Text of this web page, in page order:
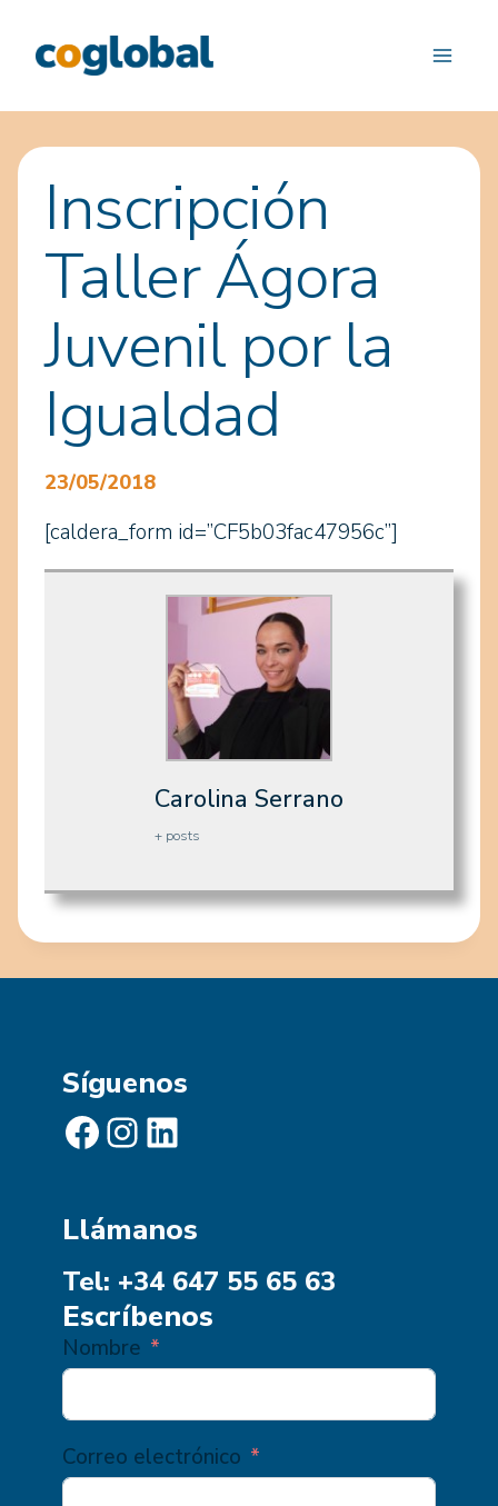
contenido
Inscripción
Taller Ágora
Juvenil por la
Igualdad
23/05/2018
[caldera_form id=”CF5b03fac47956c”]
Carolina Serrano
+ posts
Síguenos
Facebook Instagram LinkedIn
Llámanos
Tel: +34 647 55 65 63
Escríbenos
Nombre
Correo electrónico